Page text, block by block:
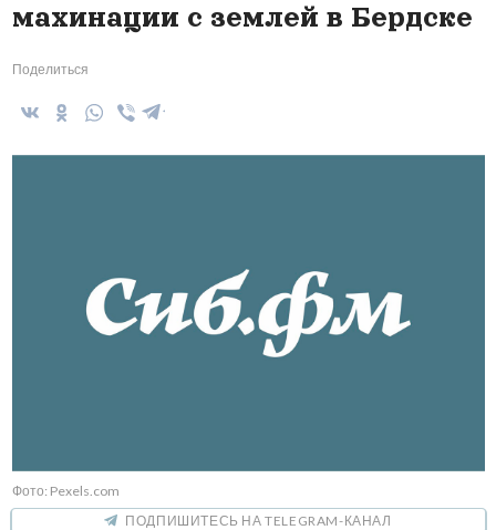
махинации с землей в Бердске
Поделиться
Фото: Pexels.com
ПОДПИШИТЕСЬ НА TELEGRAM-КАНАЛ